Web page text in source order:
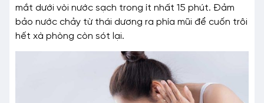
mắt dưới vòi nước sạch trong ít nhất 15 phút. Đảm
bảo nước chảy từ thái dương ra phía mũi để cuốn trôi
hết xà phòng còn sót lại.